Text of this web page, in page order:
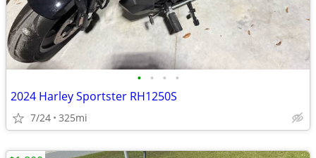
• • • •
2024 Harley Sportster RH1250S
7/24 325mi